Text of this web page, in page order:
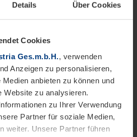
Details Über Cookies
Cookies
Ges.m.b.H., verwenden
Anzeigen zu personalisieren,
anbieten zu können und
Website zu analysieren.
zu Ihrer Verwendung
Partner für soziale Medien,
weiter. Unsere Partner führen